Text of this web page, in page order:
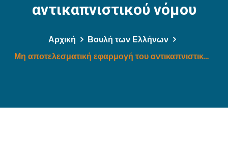
αντικαπνιστικού νόμου
Αρχική
Βουλή των Ελλήνων
Μη αποτελεσματική εφαρμογή του αντικαπνιστικού νόμου